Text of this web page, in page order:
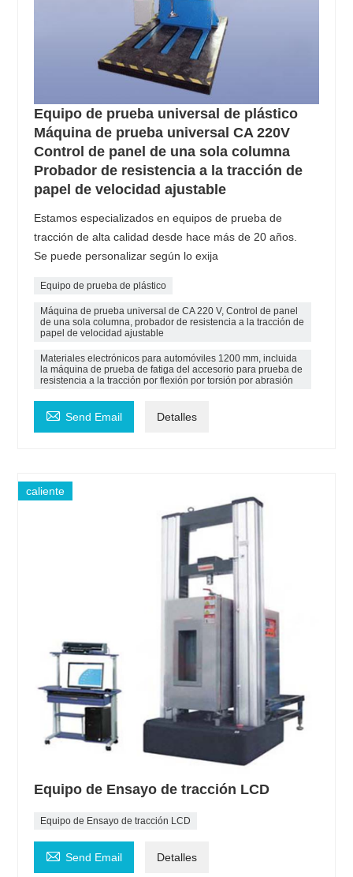
Equipo de prueba universal de plástico
Máquina de prueba universal CA 220V
Control de panel de una sola columna
Probador de resistencia a la tracción de
papel de velocidad ajustable
Estamos especializados en equipos de prueba de
tracción de alta calidad desde hace más de 20 años.
Se puede personalizar según lo exija
Equipo de prueba de plástico
Máquina de prueba universal de CA 220 V, Control de panel
de una sola columna, probador de resistencia a la tracción de
papel de velocidad ajustable
Materiales electrónicos para automóviles 1200 mm, incluida
la máquina de prueba de fatiga del accesorio para prueba de
resistencia a la tracción por flexión por torsión por abrasión
 Send Email Detalles
caliente
Equipo de Ensayo de tracción LCD
Equipo de Ensayo de tracción LCD
 Send Email Detalles